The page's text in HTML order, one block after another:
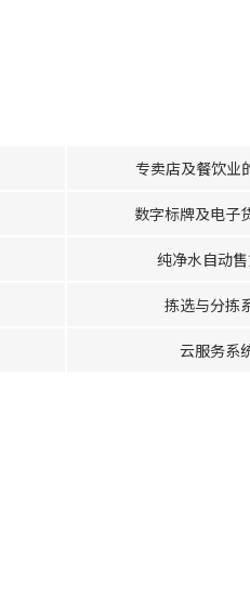
专卖店及餐饮业
数字标牌及电子
纯净水自动
拣选与分拣
云服务系